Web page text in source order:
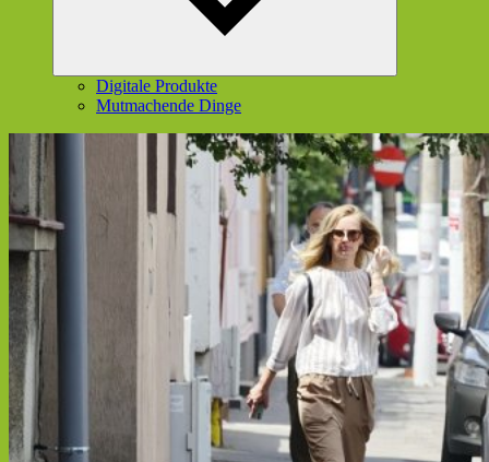
Digitale Produkte
Mutmachende Dinge